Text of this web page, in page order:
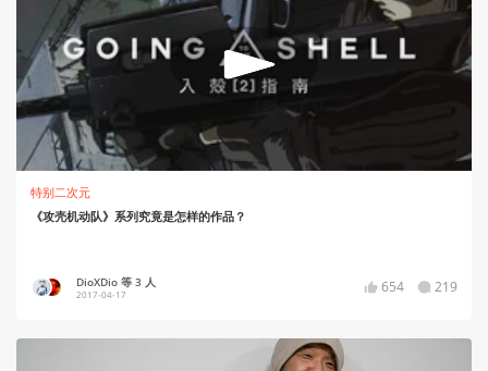
特别二次元
《攻壳机动队》系列究竟是怎样的作品？
DioXDio 等 3 人
2017-04-17 654 219